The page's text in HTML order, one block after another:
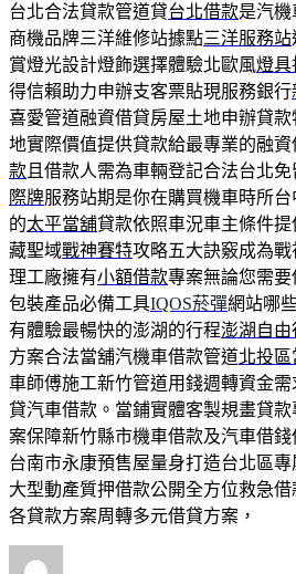
台北合法貸款管道貸台北借款是汽
商機品牌三洋維修站據點三洋服務站
賞燈光設計燈飾選擇體驗北歐風燈具
得信賴助力申辦支客票貼現服務銀行
喜愛管道融資借貸房屋土地申辦貸款
地實際價值提供貸款給最專業的融
款 且借款人需為車輛登記合法台北
際牌服務站期是你在購買機車時所
的太平當舖貸款依照車況車主條件
藏聖域戰神賽特攻略五大訣竅成為
理工廠擁有小額借款專案無論您需
包裝產品必備工具IQOS菸彈網站哪
有體驗最暢快的澎湖的行程澎湖自由
方案合法當舖汽機車借款管道北投區
車師傅施工新竹管道用錢週轉資金需
貸汽車借款。當鋪實體客製規畫貸款
案保障新竹縣市機車借款及汽車借錢
台南市永康預售屋量身打造台北區
大型動產質押借款公開全方位救急
各貸款方案周轉多元借貸方案，